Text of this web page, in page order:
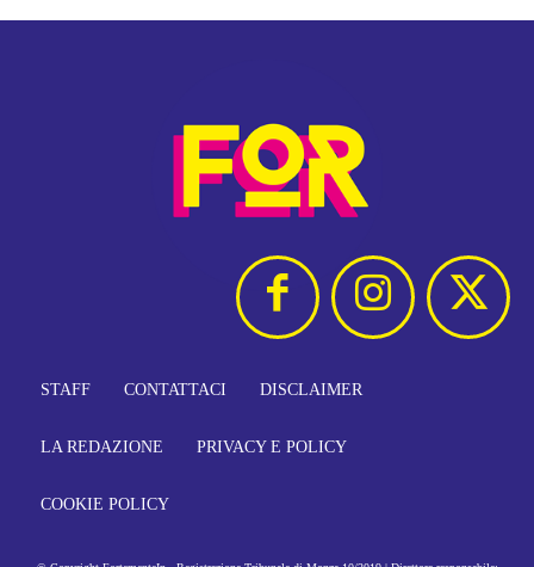
STAFF CONTATTACI DISCLAIMER
LA REDAZIONE PRIVACY E POLICY
COOKIE POLICY